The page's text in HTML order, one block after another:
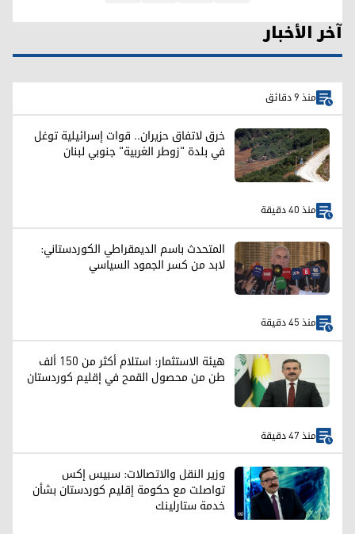
آخر الأخبار
منذ 9 دقائق
خرق لاتفاق حزيران.. قوات إسرائيلية توغل
في بلدة "زوطر الغربية" جنوبي لبنان
منذ 40 دقيقة
المتحدث باسم الديمقراطي الكوردستاني:
لابد من كسر الجمود السياسي
منذ 45 دقيقة
هيئة الاستثمار: استلام أكثر من 150 ألف
طن من محصول القمح في إقليم كوردستان
منذ 47 دقيقة
وزير النقل والاتصالات: سبيس إكس
تواصلت مع حكومة إقليم كوردستان بشأن
خدمة ستارلينك